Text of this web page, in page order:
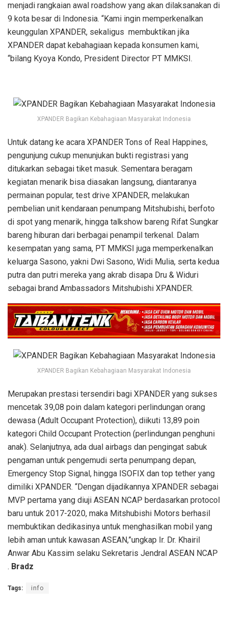
menjadi rangkaian awal roadshow yang akan dilaksanakan di
9 kota besar di Indonesia. “Kami ingin memperkenalkan
keunggulan XPANDER, sekaligus membuktikan jika
XPANDER dapat kebahagiaan kepada konsumen kami,
“bilang Kyoya Kondo, President Director PT MMKSI.
XPANDER Bagikan Kebahagiaan Masyarakat Indonesia
Untuk datang ke acara XPANDER Tons of Real Happines,
pengunjung cukup menunjukan bukti registrasi yang
ditukarkan sebagai tiket masuk. Sementara beragam
kegiatan menarik bisa diasakan langsung, diantaranya
permainan popular, test drive XPANDER, melakukan
pembelian unit kendaraan penumpang Mitshubishi, berfoto
di spot yang menarik, hingga talkshow bareng Rifat Sungkar
bareng hiburan dari berbagai penampil terkenal. Dalam
kesempatan yang sama, PT MMKSI juga memperkenalkan
keluarga Sasono, yakni Dwi Sasono, Widi Mulia, serta kedua
putra dan putri mereka yang akrab disapa Dru & Widuri
sebagai brand Ambassadors Mitshubishi XPANDER.
XPANDER Bagikan Kebahagiaan Masyarakat Indonesia
Merupakan prestasi tersendiri bagi XPANDER yang sukses
mencetak 39,08 poin dalam kategori perlindungan orang
dewasa (Adult Occupant Protection), diikuti 13,89 poin
kategori Child Occupant Protection (perlindungan penghuni
anak). Selanjutnya, ada dual airbags dan pengingat sabuk
pengaman untuk pengemudi serta penumpang depan,
Emergency Stop Signal, hingga ISOFIX dan top tether yang
dimiliki XPANDER. “Dengan dijadikannya XPANDER sebagai
MVP pertama yang diuji ASEAN NCAP berdasarkan protocol
baru untuk 2017-2020, maka Mitshubishi Motors berhasil
membuktikan dedikasinya untuk menghasilkan mobil yang
lebih aman untuk kawasan ASEAN,”ungkap Ir. Dr. Khairil
Anwar Abu Kassim selaku Sekretaris Jendral ASEAN NCAP
. Bradz
Tags: info